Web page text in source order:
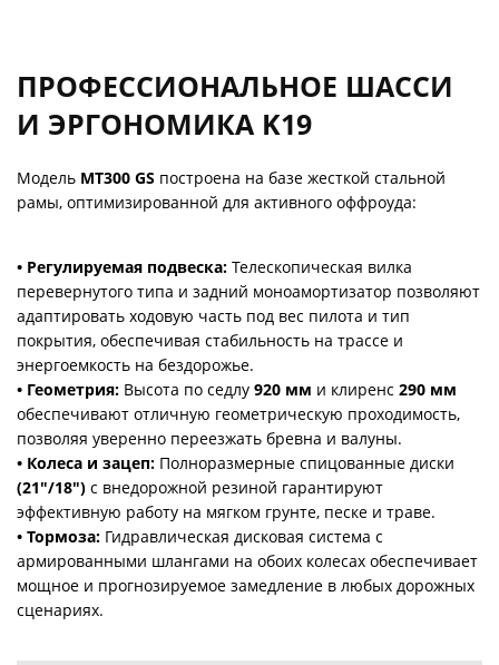
ПРОФЕССИОНАЛЬНОЕ ШАССИ
И ЭРГОНОМИКА K19
Модель MT300 GS построена на базе жесткой стальной
рамы, оптимизированной для активного оффроуда:
• Регулируемая подвеска: Телескопическая вилка
перевернутого типа и задний моноамортизатор позволяют
адаптировать ходовую часть под вес пилота и тип
покрытия, обеспечивая стабильность на трассе и
энергоемкость на бездорожье.
• Геометрия: Высота по седлу 920 мм и клиренс 290 мм
обеспечивают отличную геометрическую проходимость,
позволяя уверенно переезжать бревна и валуны.
• Колеса и зацеп: Полноразмерные спицованные диски
(21″/18″) с внедорожной резиной гарантируют
эффективную работу на мягком грунте, песке и траве.
• Тормоза: Гидравлическая дисковая система с
армированными шлангами на обоих колесах обеспечивает
мощное и прогнозируемое замедление в любых дорожных
сценариях.